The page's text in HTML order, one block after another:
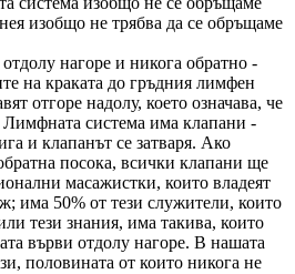
изобщо не трябва да се обръщаме
нагоре и никога обратно -
на краката до гръдния лимфен
отгоре надолу, което означава, че
система има клапани -
и клапанът се затваря. Ако
посока, всички клапани ще
масажистки, които владеят
има 50% от тези служители, които
тези знания, има такива, които
върви отдолу нагоре. В нашата
половината от които никога не